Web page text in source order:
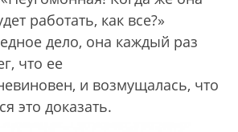
работать, как все?»
дело, она каждый раз
что ее
и возмущалась, что
это доказать.